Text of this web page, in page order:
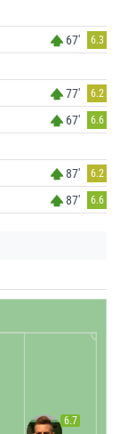
67' 6.3
77' 6.2
67' 6.6
87' 6.2
87' 6.6
6.7